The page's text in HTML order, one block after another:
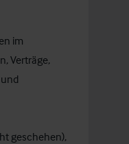
im
Verträge,
geschehen),